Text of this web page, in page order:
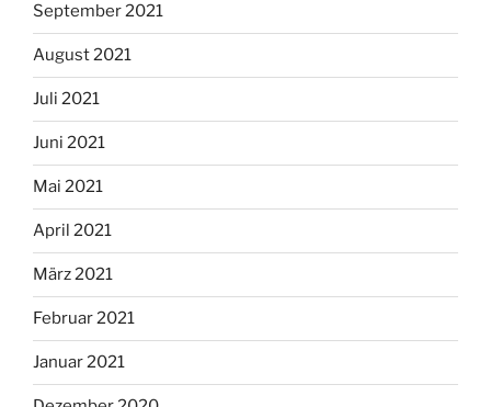
September 2021
August 2021
Juli 2021
Juni 2021
Mai 2021
April 2021
März 2021
Februar 2021
Januar 2021